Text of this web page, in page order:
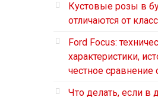
Кустовые розы в
отличаются от
Ford Focus:
характеристики,
честное сравнение
Что делать, если